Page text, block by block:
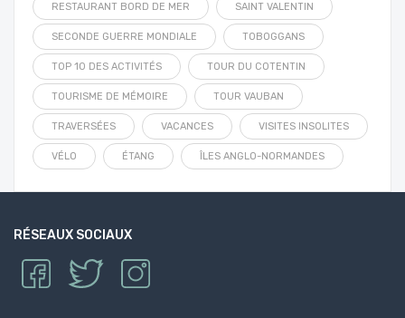
RESTAURANT BORD DE MER SAINT VALENTIN
SECONDE GUERRE MONDIALE TOBOGGANS
TOP 10 DES ACTIVITÉS TOUR DU COTENTIN
TOURISME DE MÉMOIRE TOUR VAUBAN
TRAVERSÉES VACANCES VISITES INSOLITES
VÉLO ÉTANG ÎLES ANGLO-NORMANDES
RÉSEAUX SOCIAUX